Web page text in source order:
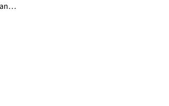
Koszula nocna z bawełny organicznej